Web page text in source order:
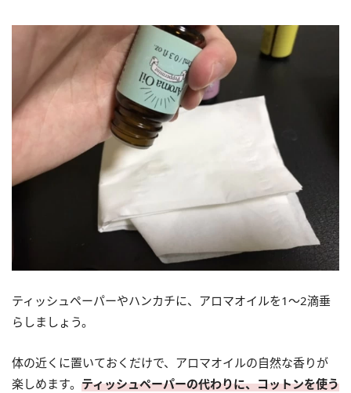
ティッシュペーパーやハンカチに、アロマオイルを1～2滴垂
らしましょう。
体の近くに置いておくだけで、アロマオイルの自然な香りが
楽しめます。 ティッシュペーパーの代わりに、コットンを使う